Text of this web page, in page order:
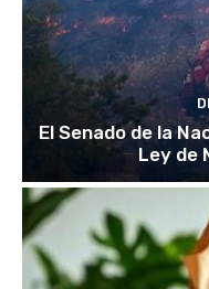
El Senado de la
Ley de